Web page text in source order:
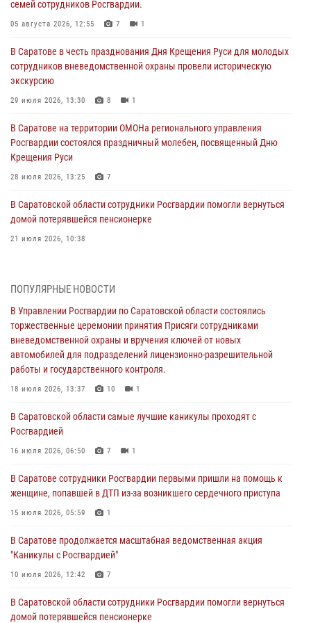
семей сотрудников Росгвардии.
05 августа 2026, 12:55 7 1
В Саратове в честь празднования Дня Крещения Руси для молодых
сотрудников вневедомственной охраны провели историческую
экскурсию
29 июля 2026, 13:30 8 1
В Саратове на территории ОМОНа регионального управления
Росгвардии состоялся праздничный молебен, посвященный Дню
Крещения Руси
28 июля 2026, 13:25 7
В Саратовской области сотрудники Росгвардии помогли вернуться
домой потерявшейся пенсионерке
21 июля 2026, 10:38
вневедомственной охраны и вручения ключей от новых
автомобилей для подразделений лицензионно-разрешительной
работы и государственного контроля.
18 июля 2026, 13:37 10 1
В Саратовской области самые лучшие каникулы проходят с
Росгвардией
В Саратове сотрудники Росгвардии первыми пришли на помощь к
женщине, попавшей в ДТП из-за возникшего сердечного приступа
В Саратове продолжается масштабная ведомственная акция
"Каникулы с Росгвардией"
В Саратовской области при содействии спецназа Росгвардии
задержан подозреваемый в незаконном обороте наркотиков
ПОПУЛЯРНЫЕ НОВОСТИ
В Управлении Росгвардии по Саратовской области состоялись
торжественные церемонии принятия Присяги сотрудниками
вневедомственной охраны и вручения ключей от новых
автомобилей для подразделений лицензионно-разрешительной
работы и государственного контроля.
18 июля 2026, 13:37 10 1
В Саратовской области самые лучшие каникулы проходят с
Росгвардией
16 июля 2026, 06:50 7 1
В Саратове сотрудники Росгвардии первыми пришли на помощь к
женщине, попавшей в ДТП из-за возникшего сердечного приступа
15 июля 2026, 05:59 1
В Саратове продолжается масштабная ведомственная акция
"Каникулы с Росгвардией"
10 июля 2026, 12:42 7
В Саратовской области сотрудники Росгвардии помогли вернуться
домой потерявшейся пенсионерке